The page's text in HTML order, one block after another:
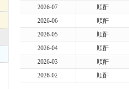
2026-07
顺酐
2026-06
顺酐
2026-05
顺酐
2026-04
顺酐
2026-03
顺酐
2026-02
顺酐